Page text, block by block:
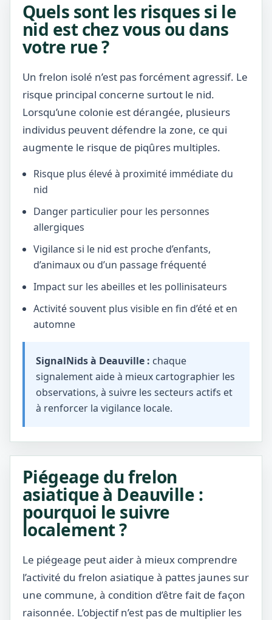
Quels sont les risques si le
nid est chez vous ou dans
votre rue ?
Un frelon isolé n’est pas forcément agressif. Le
risque principal concerne surtout le nid.
Lorsqu’une colonie est dérangée, plusieurs
individus peuvent défendre la zone, ce qui
augmente le risque de piqûres multiples.
Risque plus élevé à proximité immédiate du
nid
Danger particulier pour les personnes
allergiques
Vigilance si le nid est proche d’enfants,
d’animaux ou d’un passage fréquenté
Impact sur les abeilles et les pollinisateurs
Activité souvent plus visible en fin d’été et en
automne
SignalNids à Deauville : chaque
signalement aide à mieux cartographier les
observations, à suivre les secteurs actifs et
à renforcer la vigilance locale.
Piégeage du frelon
asiatique à Deauville :
pourquoi le suivre
localement ?
Le piégeage peut aider à mieux comprendre
l’activité du frelon asiatique à pattes jaunes sur
une commune, à condition d’être fait de façon
raisonnée. L’objectif n’est pas de multiplier les